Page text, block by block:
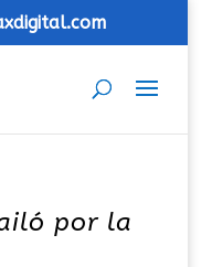
por la